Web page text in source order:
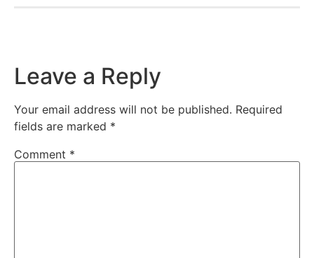
Leave a Reply
Your email address will not be published. Required
fields are marked *
Comment *